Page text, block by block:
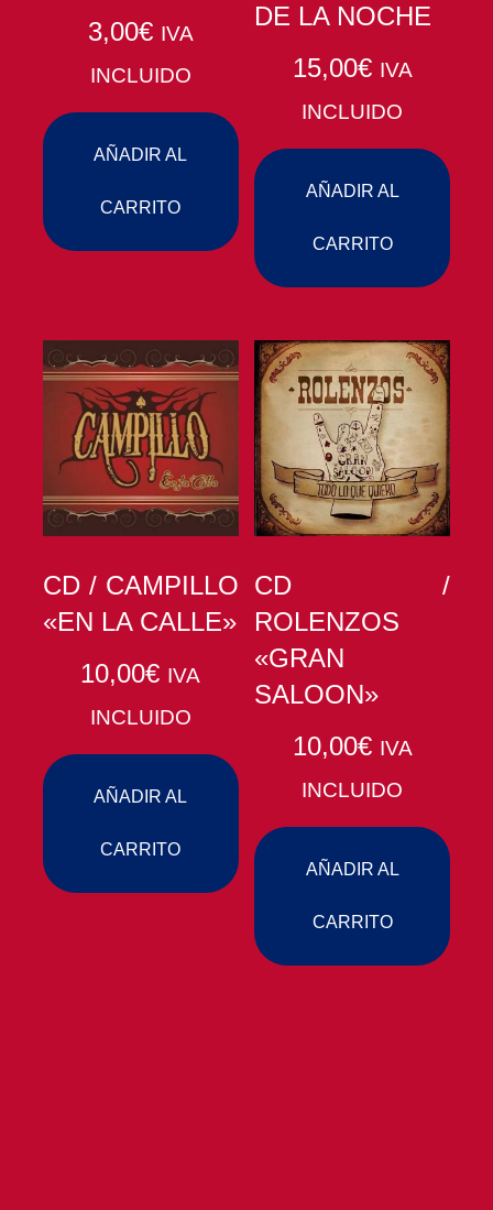
3,00€ IVA
INCLUIDO
AÑADIR AL
CARRITO
DE LA NOCHE
15,00€ IVA
INCLUIDO
AÑADIR AL
CARRITO
CD / CAMPILLO
«EN LA CALLE»
10,00€ IVA
INCLUIDO
AÑADIR AL
CARRITO
CD /
ROLENZOS
«GRAN
SALOON»
10,00€ IVA
INCLUIDO
AÑADIR AL
CARRITO